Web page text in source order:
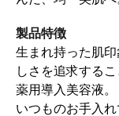
製品特徴
生まれ持った肌
しさを追求する
薬用導入美容液。
いつものお手入